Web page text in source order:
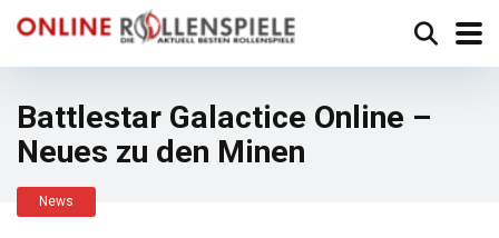
Battlestar Galactice Online –
Neues zu den Minen
News